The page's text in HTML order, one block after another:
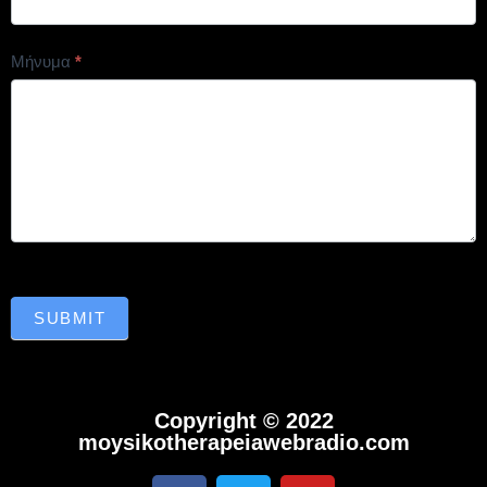
Μήνυμα *
SUBMIT
Copyright © 2022
moysikotherapeiawebradio.com